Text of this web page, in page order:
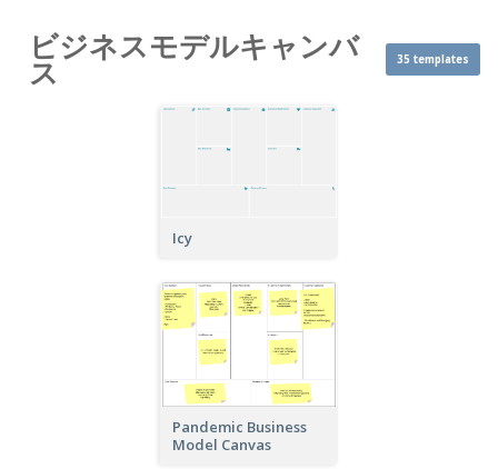
ビジネスモデルキャンバ
ス 35 templates
Icy
Pandemic Business
Model Canvas